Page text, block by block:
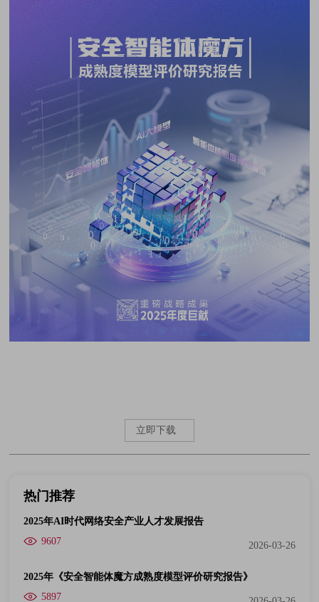
立即下载
热门推荐
2025年AI时代网络安全产业人才发展报告
9607
2026-03-26
2025年《安全智能体魔方成熟度模型评价研究报告》
5897